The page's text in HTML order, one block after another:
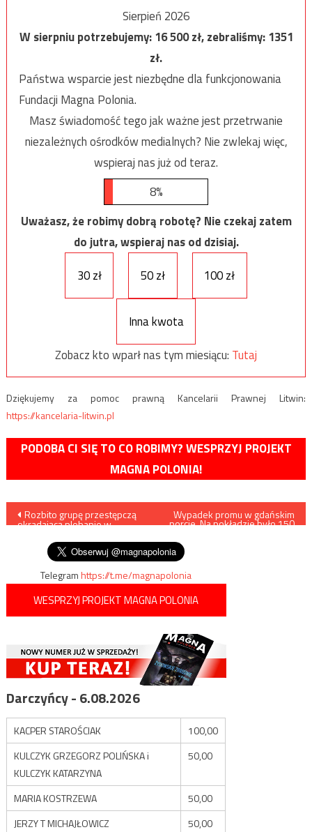
Sierpień 2026
W sierpniu potrzebujemy:16 500zł, zebraliśmy:1351
zł.
Państwa wsparcie jest niezbędne dla funkcjonowania
Fundacji Magna Polonia.
Masz świadomość tego jak ważne jest przetrwanie
niezależnych ośrodków medialnych? Nie zwlekaj więc,
wspieraj nas już od teraz.
8%
Uważasz, że robimy dobrą robotę? Nie czekaj zatem
do jutra, wspieraj nas od dzisiaj.
30 zł
50 zł 100 zł
Inna kwota
Zobacz kto wparł nas tym miesiącu: Tutaj
Dziękujemy za pomoc prawną Kancelarii Prawnej Litwin:
https://kancelaria-litwin.pl
PODOBA CI SIĘ TO CO ROBIMY? WESPRZYJ PROJEKT
MAGNA POLONIA!
Nawigacja
wpisu
Rozbito grupę przestępczą
okradającą plebanie w
Wypadek promu w gdańskim
porcie. Na pokładzie było 150
Telegramhttps://t.me/magnapolonia
WESPRZYJ PROJEKT MAGNA POLONIA
Darczyńcy - 6.08.2026
KACPER STAROŚCIAK
100,00
KULCZYK GRZEGORZ POLIŃSKA i
KULCZYK KATARZYNA
50,00
MARIA KOSTRZEWA
50,00
JERZY T MICHAJŁOWICZ
50,00